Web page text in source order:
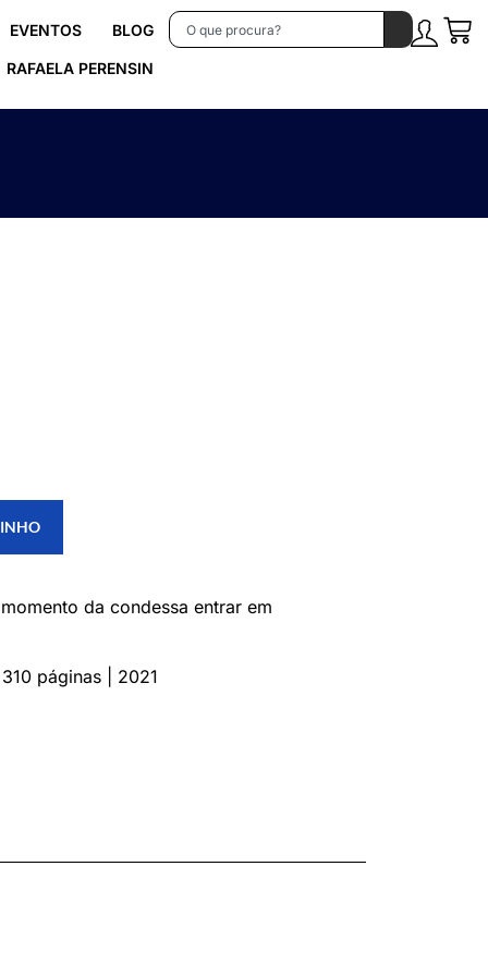
EVENTOS BLOG
RAFAELA PERENSIN
da condessa entrar em
páginas | 2021